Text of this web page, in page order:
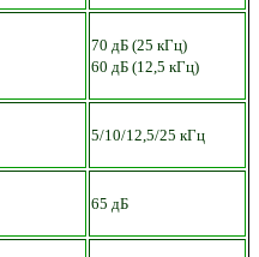
70 дБ (25 кГц)
60 дБ (12,5 кГц)
5/10/12,5/25 кГц
65 дБ